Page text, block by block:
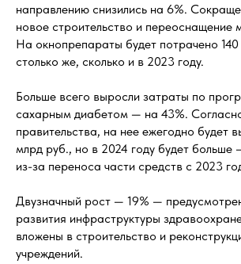
направлению снизились на 6%.
новое строительство и переоснащение
На окнопрепараты будет потрачено
столько же, сколько и в 2023 году.
Больше всего выросли затраты по
сахарным диабетом — на 43%.
правительства, на нее ежегодно будет
млрд руб., но в 2024 году будет больше
из-за переноса части средств с 2023
Двузначный рост — 19% —
развития инфраструктуры
вложены в строительство и
учреждений.